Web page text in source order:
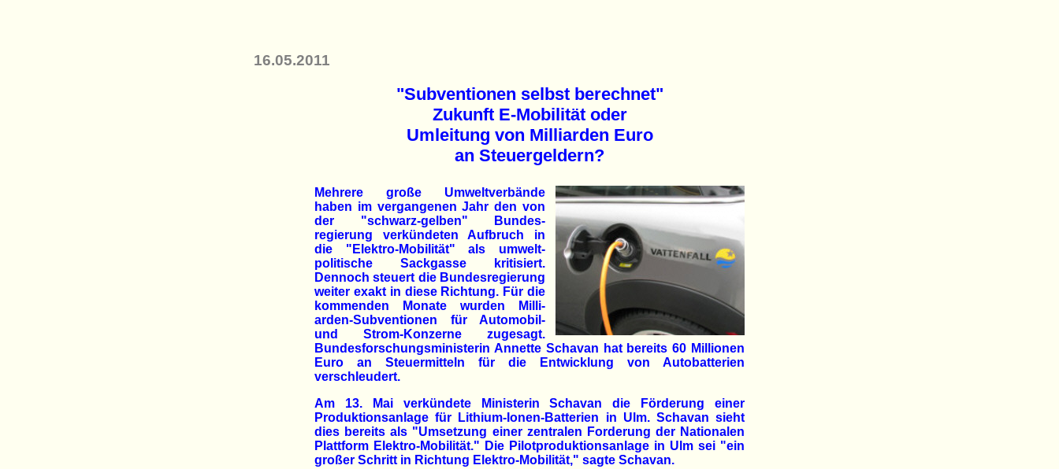
16.05.2011
"Subventionen selbst berechnet"
Zukunft E-Mobilität oder
Umleitung von Milliarden Euro
an Steuergeldern?
Mehrere große Umweltverbände
haben im vergangenen Jahr den von
der "schwarz-gelben" Bundes-
regierung verkündeten Aufbruch in
die "Elektro-Mobilität" als umwelt-
politische Sackgasse kritisiert.
Dennoch steuert die Bundesregierung
weiter exakt in diese Richtung. Für die
kommenden Monate wurden Milli-
arden-Subventionen für Automobil-
und Strom-Konzerne zugesagt.
Bundesforschungsministerin Annette Schavan hat bereits 60 Millionen
Euro an Steuermitteln für die Entwicklung von Autobatterien
verschleudert.
Am 13. Mai verkündete Ministerin Schavan die Förderung einer
Produktionsanlage für Lithium-Ionen-Batterien in Ulm. Schavan sieht
dies bereits als "Umsetzung einer zentralen Forderung der Nationalen
Plattform Elektro-Mobilität." Die Pilotproduktionsanlage in Ulm sei "ein
großer Schritt in Richtung Elektro-Mobilität," sagte Schavan.